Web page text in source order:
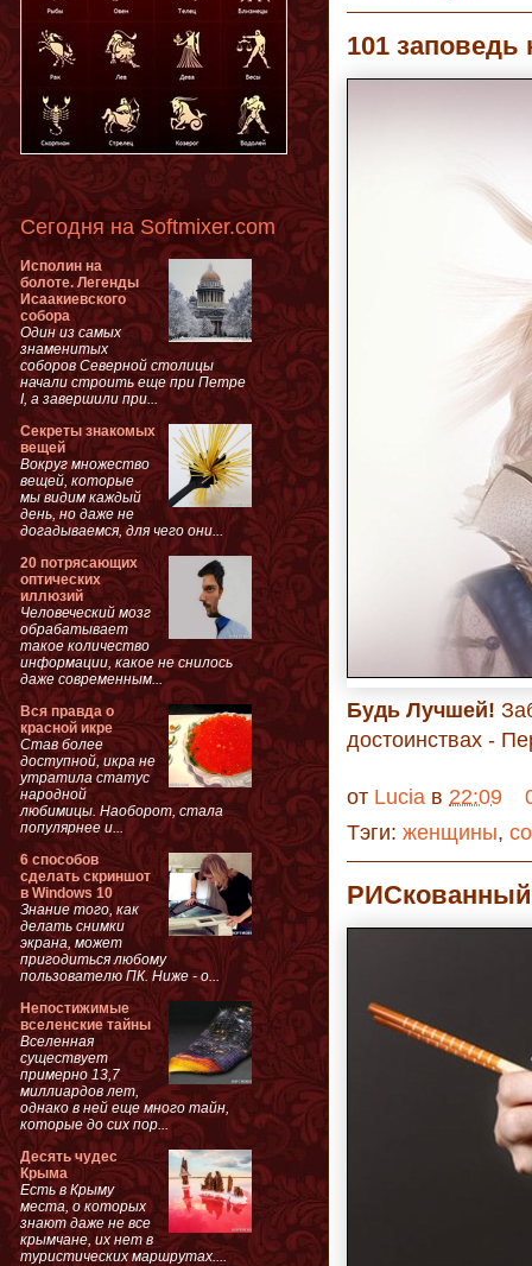
101
Будь Лучшей!
достоинствах -
от Lucia в 22:09
Тэги: женщины,
Сегодня на Softmixer.com
Исполин на
болоте. Легенды
Исаакиевского
собора
Один из самых
знаменитых
соборов Северной столицы
начали строить еще при Петре
I, а завершили при...
Секреты знакомых
вещей
Вокруг множество
вещей, которые
мы видим каждый
день, но даже не
догадываемся, для чего они...
20 потрясающих
оптических
иллюзий
Человеческий мозг
обрабатывает
такое количество
информации, какое не снилось
даже современным...
Вся правда о
красной икре
Став более
доступной, икра не
утратила статус
народной
любимицы. Наоборот, стала
популярнее и...
6 способов
сделать скриншот
в Windows 10
Знание того, как
делать снимки
экрана, может
пригодиться любому
пользователю ПК. Ниже - о...
Непостижимые
вселенские тайны
Вселенная
существует
примерно 13,7
миллиардов лет,
однако в ней еще много тайн,
которые до сих пор...
Десять чудес
Крыма
Есть в Крыму
места, о которых
знают даже не все
крымчане, их нет в
туристических маршрутах....